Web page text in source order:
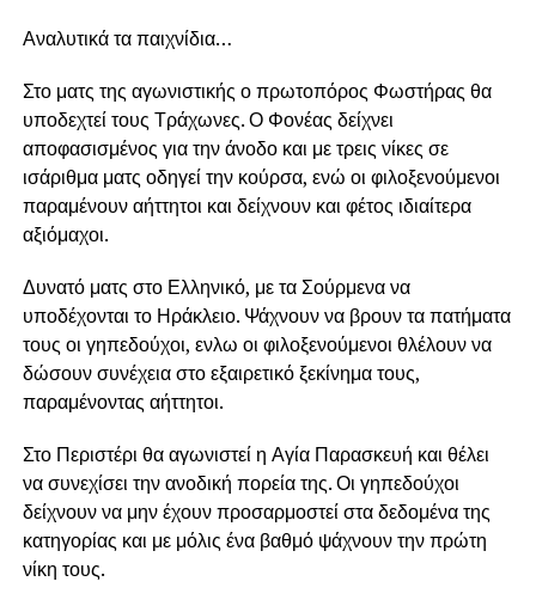
Αναλυτικά τα παιχνίδια…
Στο ματς της αγωνιστικής ο πρωτοπόρος Φωστήρας θα
υποδεχτεί τους Τράχωνες. Ο Φονέας δείχνει
αποφασισμένος για την άνοδο και με τρεις νίκες σε
ισάριθμα ματς οδηγεί την κούρσα, ενώ οι φιλοξενούμενοι
παραμένουν αήττητοι και δείχνουν και φέτος ιδιαίτερα
αξιόμαχοι.
Δυνατό ματς στο Ελληνικό, με τα Σούρμενα να
υποδέχονται το Ηράκλειο. Ψάχνουν να βρουν τα πατήματα
τους οι γηπεδούχοι, ενλω οι φιλοξενούμενοι θλέλουν να
δώσουν συνέχεια στο εξαιρετικό ξεκίνημα τους,
παραμένοντας αήττητοι.
Στο Περιστέρι θα αγωνιστεί η Αγία Παρασκευή και θέλει
να συνεχίσει την ανοδική πορεία της. Οι γηπεδούχοι
δείχνουν να μην έχουν προσαρμοστεί στα δεδομένα της
κατηγορίας και με μόλις ένα βαθμό ψάχνουν την πρώτη
νίκη τους.